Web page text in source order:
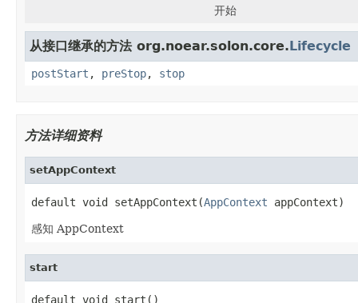
开始
从接口继承的方法 org.noear.solon.core.Lifecycle
postStart , preStop, stop
方法详细资料
setAppContext
default void setAppContext(AppContext appContext)
感知 AppContext
start
default void start()